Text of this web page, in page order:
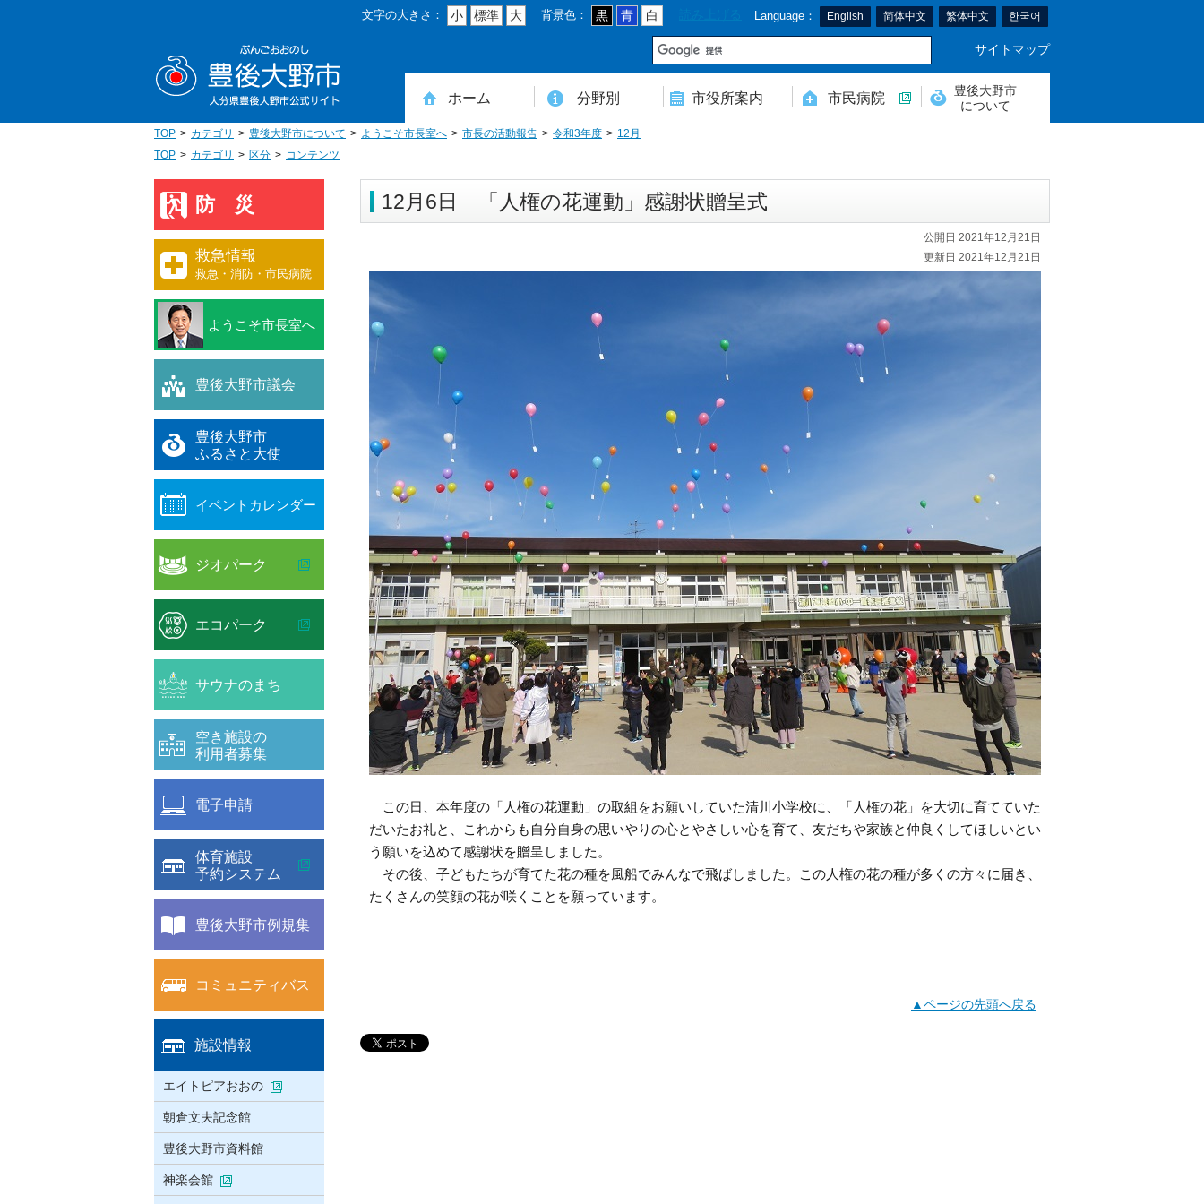
移
文字の大きさ： 小 標準 大 背景色： 黒 青 白 Language： English 简体中文 繁体中文 한국어
サイトマップ
ホーム 分野別
住民登録・戸籍・印鑑・マイナンバー
税・年金・国民健康保険・後期高齢者医療
教育・文化・スポーツ・人権・男女共同参画
健康・医療・介護・福祉・食育
消防・防災・安全・環境・ごみ・住宅・水道
商工・労働・消費者行政
入札・契約・工事・委託
農業・林業・農業委員会事務局
道路・都市計画・地籍・交通
議会・選管・監査
まちづくり・財政・管財・各種計画・人事・各支所・その他
市役所案内
本庁舎案内図
庁舎案内
行政組織
市民病院
豊後大野市
について
人口・世帯数・高齢者人口
豊後大野市の概要
豊後大野市の歴史
合併経過
市章・市民憲章・市花・市木等
豊後大野市友好交流協定
豊後大野市のすがた
豊後大野市の観光
豊後大野市の各種計画
ようこそ市長室へ
名誉市民
豊後大野市ふるさと大使
TOP カテゴリ 豊後大野市について ようこそ市長室へ 市長の活動報告 令和3年度
12月
TOP
カテゴリ 区分 コンテンツ
12月6日 「人権の花運動」感謝状贈呈式
公開日 2021年12月21日
更新日 2021年12月21日
この日、本年度の「人権の花運動」の取組をお願いしていた清川小学校に、「人権の花」を大切に育てていた
だいたお礼と、これからも自分自身の思いやりの心とやさしい心を育て、友だちや家族と仲良くしてほしいとい
う願いを込めて感謝状を贈呈しました。
その後、子どもたちが育てた花の種を風船でみんなで飛ばしました。この人権の花の種が多くの方々に届き、
たくさんの笑顔の花が咲くことを願っています。
▲ページの先頭へ戻る
防災
救急情報
救急・消防・市民病院
ようこそ市長室へ
豊後大野市議会
豊後大野市
ふるさと大使
イベントカレンダー
ジオパーク
エコパーク
サウナのまち
空き施設の
利用者募集
電子申請
体育施設
予約システム
豊後大野市例規集
コミュニティバス
施設情報
エイトピアおおの
朝倉文夫記念館
豊後大野市資料館
神楽会館